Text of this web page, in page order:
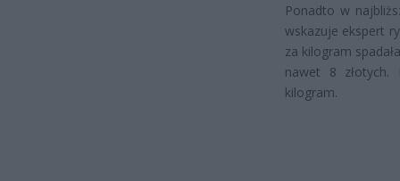
Ponadto w
wskazuje ekspert
za kilogram
nawet 8 złotych.
kilogram.